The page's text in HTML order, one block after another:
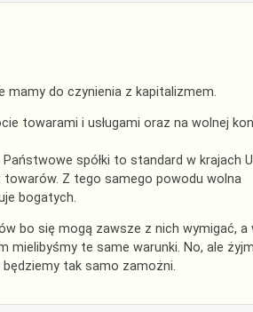
mamy do czynienia z kapitalizmem.
towarami i usługami oraz na wolnej
spółki to standard w krajach
Z tego samego powodu wolna
bogatych.
bo się mogą zawsze z nich wymigać, a
mielibyśmy te same warunki. No, ale
tak samo zamożni.